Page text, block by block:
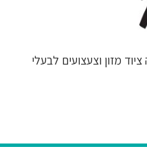
מזון וצעצועים לבעלי